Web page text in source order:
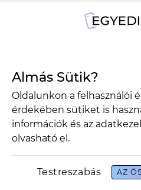
1134 Budapest,
Adatkezelési szabályzat
Almás Sütik?
Oldalunkon a felhasználói
érdekében sütiket is
információk és az
olvasható el.
Testreszabás AZ